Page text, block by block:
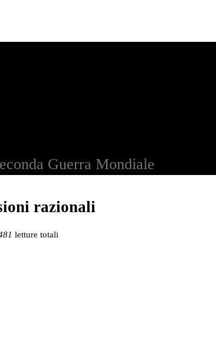
Guerra Mondiale
razionali
letture totali